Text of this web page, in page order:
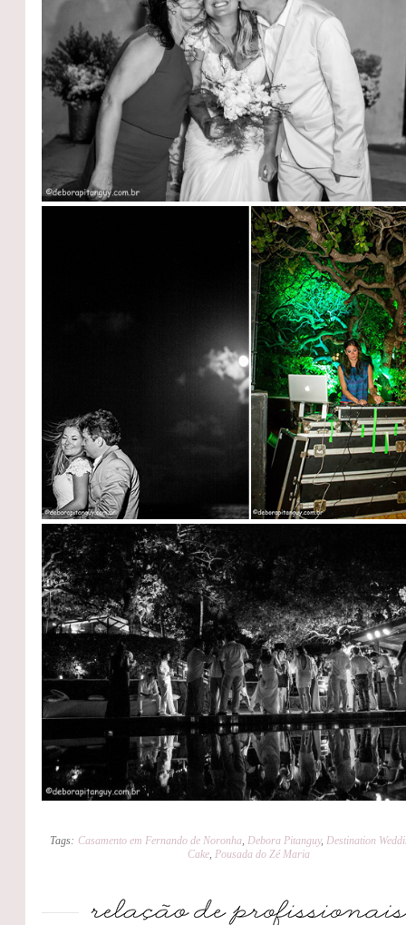
Tags: Casamento em Fernando de Noronha, Debora Pitanguy, Destination
Cake,Pousada do Zé Maria